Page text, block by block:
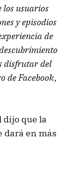
los usuarios
y episodios
de
disfrutar del
de Facebook,
dijo que la
dará en más